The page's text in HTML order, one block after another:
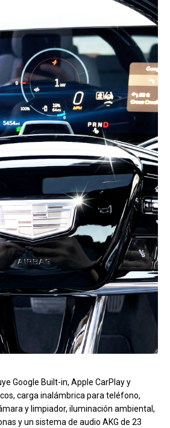
Google Built-in, Apple CarPlay y
carga inalámbrica para teléfono,
y limpiador, iluminación ambiental,
y un sistema de audio AKG de 23